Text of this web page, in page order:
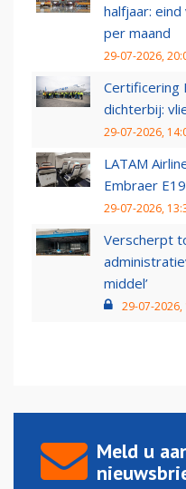
halfjaar:
per maand
29-07-2026,
Certificering
dichterbij:
29-07-2026,
LATAM
Embraer
29-07-2026,
Verscherpt
middel’
29-07-2026,
Meld u